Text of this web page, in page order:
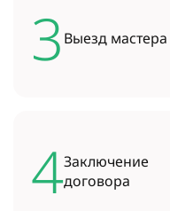
3 Выезд мастера
4Заключение
договора